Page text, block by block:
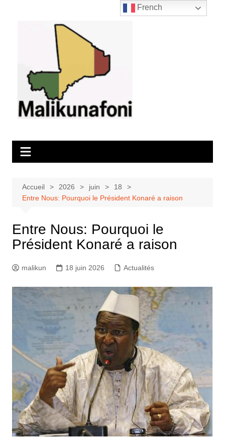
Accueil 2026 juin
18
Entre Nous: Pourquoi le Président Konaré a raison
Entre Nous: Pourquoi le
Président Konaré a raison
malikun 18 juin 2026 Actualités
French